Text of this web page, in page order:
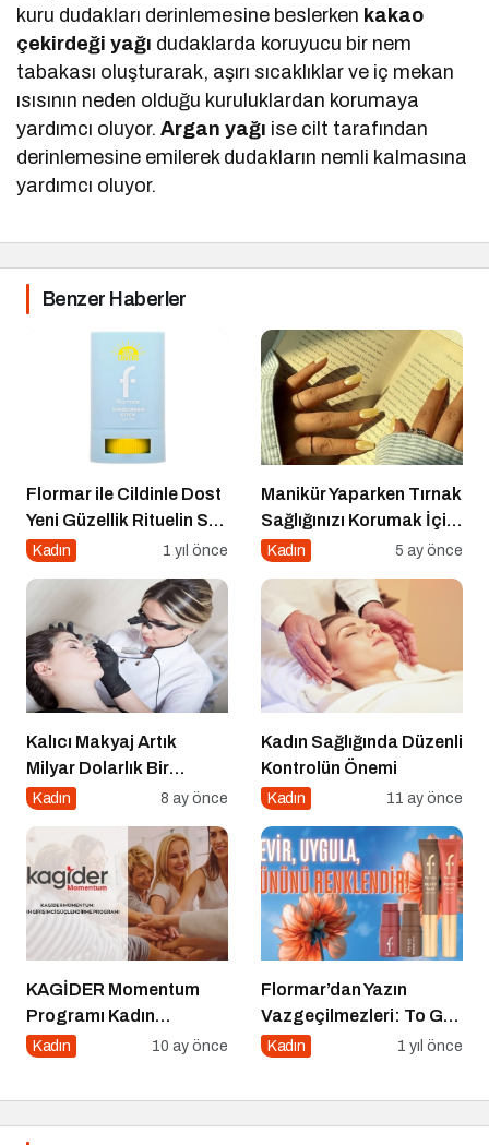
kuru dudakları derinlemesine beslerken kakao
çekirdeğiyağı dudaklarda koruyucu bir nem
tabakası oluşturarak, aşırı sıcaklıklar ve iç mekan
ısısının neden olduğu kuruluklardan korumaya
yardımcı oluyor.Argan yağı ise cilt tarafından
derinlemesine emilerek dudakların nemli kalmasına
yardımcı oluyor.
Benzer Haberler
Flormar ile Cildinle Dost
Yeni Güzellik Rituelin Sun
Lovers
Kadın 1 yıl önce
Manikür Yaparken Tırnak
Sağlığınızı Korumak İçin
Asla Unutmamanız
Kadın 5 ay önce
Kalıcı Makyaj Artık
Milyar Dolarlık Bir
Endüstri
Kadın 8 ay önce
Kadın Sağlığında Düzenli
Kontrolün Önemi
Kadın 11 ay önce
KAGİDER Momentum
Programı Kadın
Girişimcilerin Gücüne
Kadın 10 ay önce
Flormar’dan Yazın
Vazgeçilmezleri: To Go
Blush & To Go Bronzer
Kadın 1 yıl önce